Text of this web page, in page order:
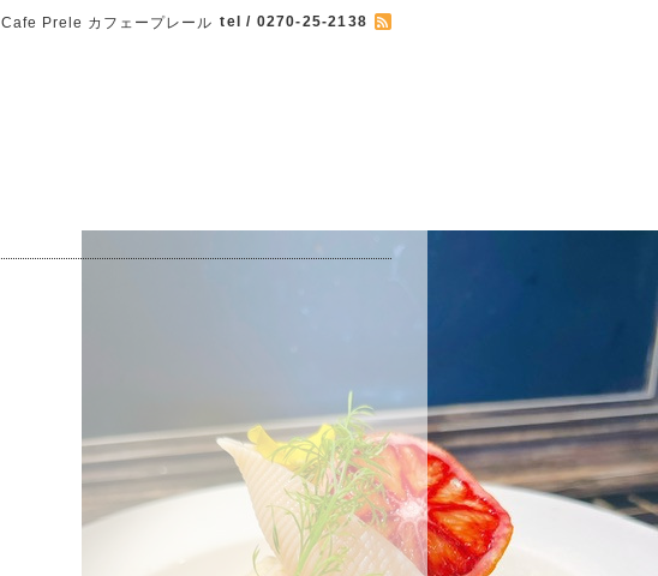
Cafe Prele カフェープレール tel / 0270-25-2138